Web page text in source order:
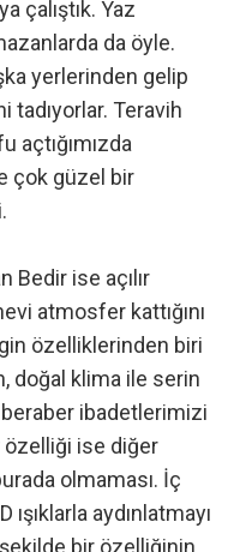
çalıştık. Yaz
da öyle.
yerlerinden gelip
tadıyorlar. Teravih
açtığımızda
çok güzel bir
Bedir ise açılır
atmosfer kattığını
özelliklerinden biri
doğal klima ile serin
ibadetlerimizi
özelliği ise diğer
olmaması. İç
ışıklarla aydınlatmayı